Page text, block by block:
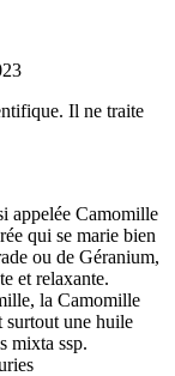
Il ne traite
appelée Camomille
qui se marie bien
ou de Géranium,
et relaxante.
la Camomille
surtout une huile
mixta ssp.